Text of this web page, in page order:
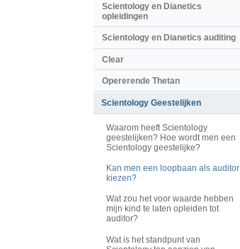
Scientology en Dianetics
opleidingen
Scientology en Dianetics auditing
Clear
Opererende Thetan
Scientology Geestelijken
Waarom heeft Scientology
geestelijken? Hoe wordt men een
Scientology geestelijke?
Kan men een loopbaan als auditor
kiezen?
Wat zou het voor waarde hebben
mijn kind te laten opleiden tot
auditor?
Wat is het standpunt van